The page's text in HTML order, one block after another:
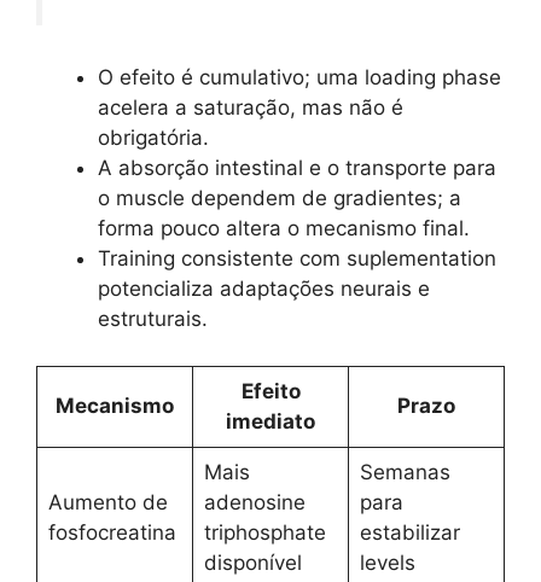
O efeito é cumulativo; uma loading phase
acelera a saturação, mas não é
obrigatória.
A absorção intestinal e o transporte para
o muscle dependem de gradientes; a
forma pouco altera o mecanismo final.
Training consistente com suplementation
potencializa adaptações neurais e
estruturais.
Mecanismo
Efeito
imediato
Prazo
Aumento de
fosfocreatina
Mais
adenosine
triphosphate
disponível
Semanas
para
estabilizar
levels